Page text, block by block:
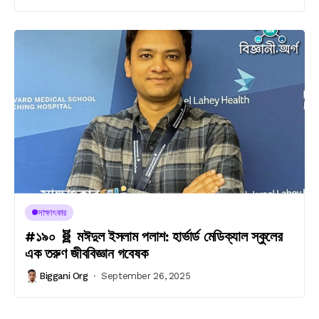
সাক্ষাৎকার
#১৯০ 🧬 মঈদুল ইসলাম পলাশ: হার্ভার্ড মেডিক্যাল স্কুলের
এক তরুণ জীববিজ্ঞান গবেষক
Biggani Org September 26, 2025